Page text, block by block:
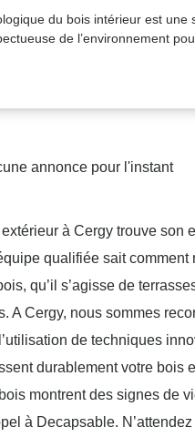
du bois intérieur est une
de l’environnement
annonce pour l'instant
à Cergy trouve son
qualifiée sait comment
qu’il s’agisse de
A Cergy, nous sommes
de techniques
durablement votre bois
montrent des signes de
à Decapsable.